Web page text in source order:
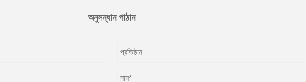
অনুসন্ধান পাঠান